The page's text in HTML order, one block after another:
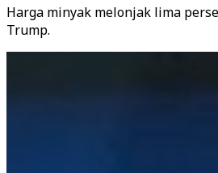
Harga minyak melonjak lima
Trump.